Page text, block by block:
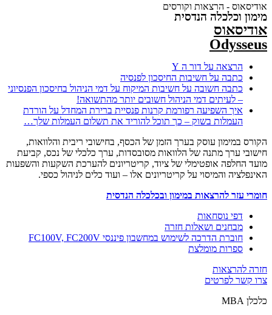
אודיסאוס - הרצאות וקורסים
מימון וכלכלה הנדסית
אודיסאוס
Odysseus
הרצאה על דור ה Y
כתבה על חשיבות החיסכון לפנסיה
כתבה חשובה על חשיבות המיקוח על דמי הניהול בחיסכון הפנסיוני
– לעיתים דמי הניהול חשובים יותר מהתשואה!
איך השפיעה רפורמת קרנות פנסיית ברירת המחדל על הורדת
העמלות בשוק – כך תוכל להוריד את תשלום העמלות שלך…
הקורס במימון עוסק בערך הזמן של הכסף, בחישובי ריבית והלוואות,
חישובי ערך מתנה של הלוואות מסובסדות, ערך כלכלי של נכס, קביעת
מועד החלפה אופטימלי של ציוד, קריטריונים להערכת השקעות והשפעות
האינפלציה והמיסוי על קריטריונים אלו – ועוד כלים לניהול כספי.
חומרי עזר להרצאות במימון ובכלכלה הנדסית
דפי נוסחאות
מבחנים ושאלות חזרה
חוברת הדרכה לשימוש במחשבון פיננסי FC100V, FC200V
ספרות מומלצת
חזרה להרצאות
צרו קשר לפרטים
כלכלן MBA